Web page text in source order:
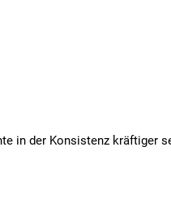
in der Konsistenz kräftiger